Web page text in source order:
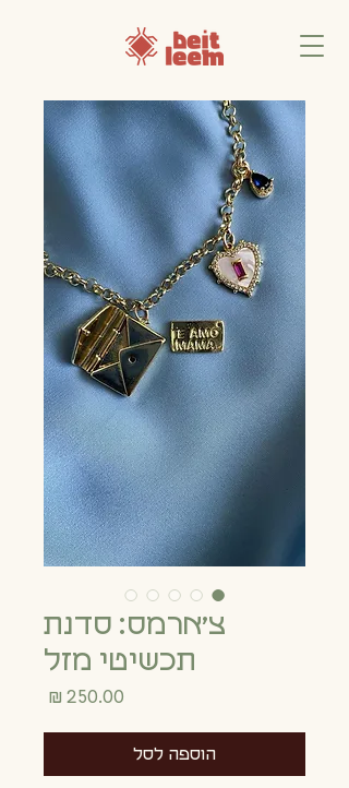
צ׳ארמס: סדנת
תכשיטי מזל
מחיר
הוספה לסל